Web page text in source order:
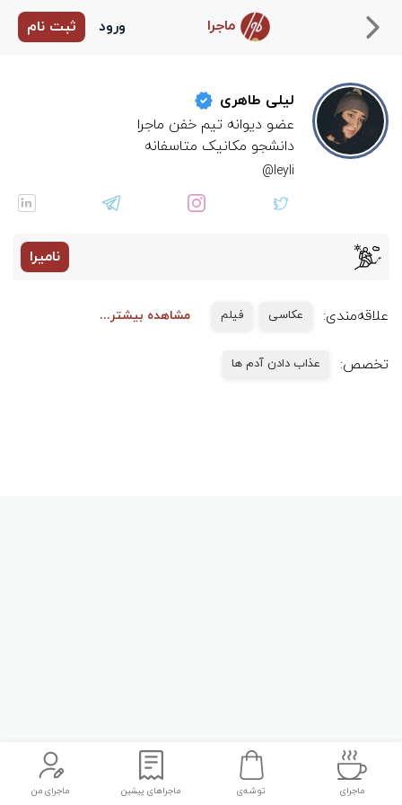
ماجرا ورود ثبت نام
ماجرای توشه‌ی ماجراهای پیشین ماجرای من
لیلی طاهری
دانشجو مکانیک متاسفانه
leyli@
نامیرا
علاقه‌مندی: عکاسی فیلم مشاهده بیشتر...
تخصص: عذاب دادن آدم ها